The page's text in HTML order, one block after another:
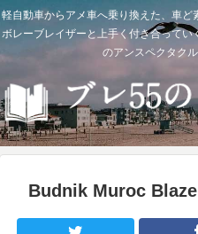
軽自動車からアメ車へ乗り換えた、車
ボレーブレイザーと上手く付き合って
のアンスペクタク
Budnik Muroc